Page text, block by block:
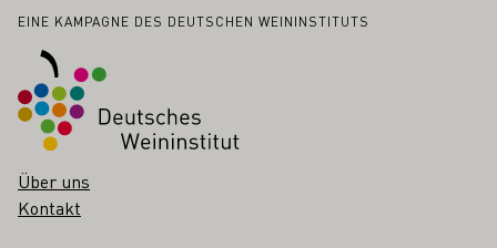
Fußbereich
EINE KAMPAGNE DES DEUTSCHEN WEININSTITUTS
Über uns
Kontakt